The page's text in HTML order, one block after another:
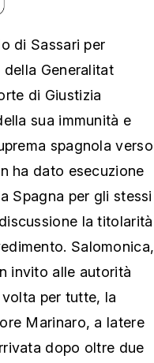
di Sassari per
della Generalitat
di Giustizia
sua immunità e
spagnola verso
ha dato esecuzione
Spagna per gli stessi
la titolarità
Salomonica,
invito alle autorità
per tutte, la
Marinaro, a latere
dopo oltre due